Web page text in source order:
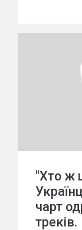
"Хто ж
чарт
треків.